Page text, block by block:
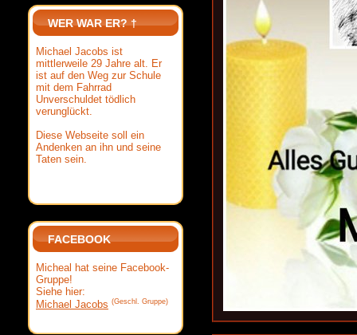
WER WAR ER? †
Michael Jacobs ist
mittlerweile 29 Jahre alt. Er
ist auf den Weg zur Schule
mit dem Fahrrad
Unverschuldet tödlich
verunglückt.
Diese Webseite soll ein
Andenken an ihn und seine
Taten sein.
FACEBOOK
Micheal hat seine Facebook-
Gruppe!
Siehe hier:
Michael Jacobs (Geschl. Gruppe)